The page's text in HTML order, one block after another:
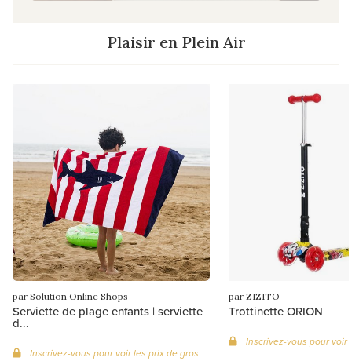
Plaisir en Plein Air
par Solution Online Shops
Serviette de plage enfants | serviette
d...
Inscrivez-vous pour voir les prix de gros
par ZIZITO
Trottinette ORION
Inscrivez-vous pour voir